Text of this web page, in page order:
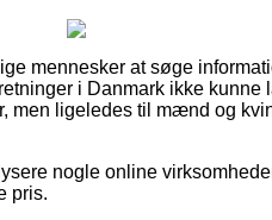
mennesker at søge
i Danmark ikke
men ligeledes til mænd og
nogle online
pris.